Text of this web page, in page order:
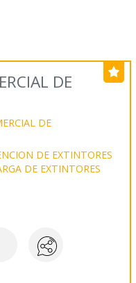
DE
DE EXTINTORES
DE EXTINTORES